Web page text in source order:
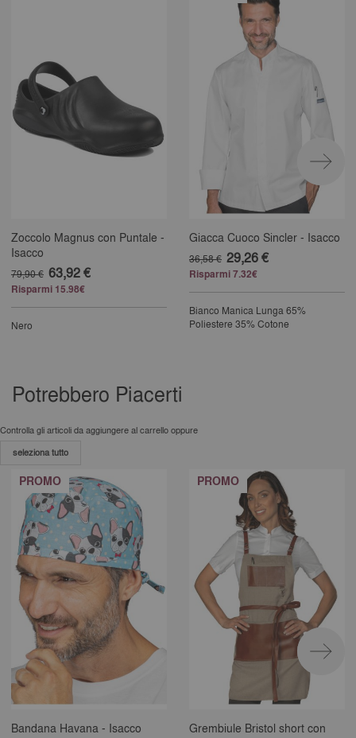
Zoccolo Magnus con Puntale -
Isacco
79,90 € 63,92 €
Risparmi 15.98€
Nero
Giacca Cuoco Sincler - Isacco
36,58 € 29,26 €
Risparmi 7.32€
Bianco Manica Lunga65%
Poliestere 35% Cotone
Potrebbero Piacerti
Controlla gli articoli da aggiungere al carrello oppure
seleziona tutto
PROMO
Bandana Havana - Isacco
PROMO
Grembiule Bristol short con